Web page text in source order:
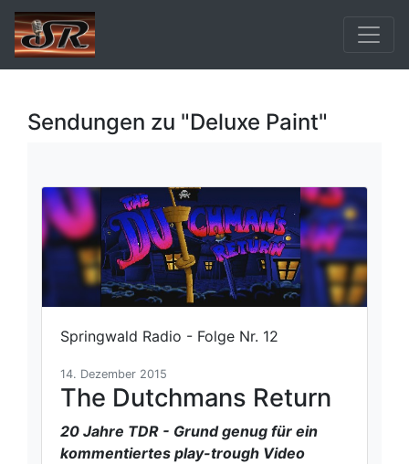
Sendungen zu "Deluxe Paint"
Springwald Radio - Folge Nr. 12
14. Dezember 2015
The Dutchmans Return
20 Jahre TDR - Grund genug für ein
kommentiertes play-trough Video